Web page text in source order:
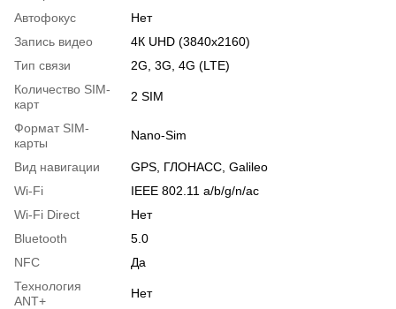
Автофокус
Нет
Запись видео
4К UHD (3840x2160)
Тип связи
2G, 3G, 4G (LTE)
Количество SIM-
карт
2 SIM
Формат SIM-
карты
Nano-Sim
Вид навигации
GPS, ГЛОНАСС, Galileo
Wi-Fi
IEEE 802.11 a/b/g/n/ac
Wi-Fi Direct
Нет
Bluetooth
5.0
NFC
Да
Технология
ANT+
Нет